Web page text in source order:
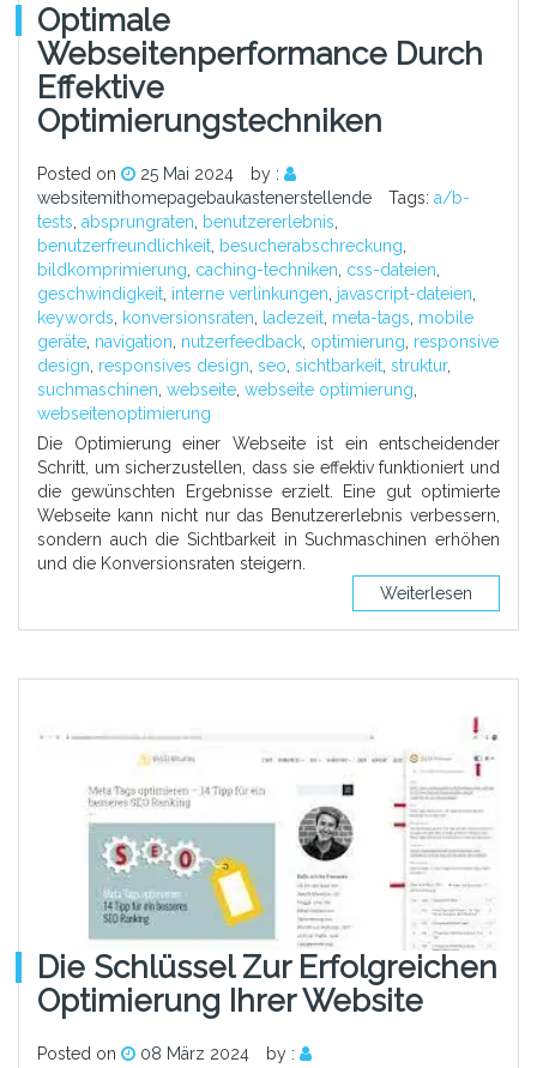
Optimale
Webseitenperformance Durch
Effektive
Optimierungstechniken
Posted on 25 Mai 2024
by :
websitemithomepagebaukastenerstellende
Tags: a/b-
tests absprungraten benutzererlebnis
benutzerfreundlichkeit besucherabschreckung
bildkomprimierung caching-techniken css-dateien
geschwindigkeit interne verlinkungen javascript-dateien
keywords konversionsraten ladezeit meta-tags mobile
geräte navigation nutzerfeedback optimierung responsive
design responsives design seo sichtbarkeit struktur,
suchmaschinen webseite webseite optimierung
webseitenoptimierung
Die Optimierung einer Webseite ist ein entscheidender
Schritt, um sicherzustellen, dass sie effektiv funktioniert und
die gewünschten Ergebnisse erzielt. Eine gut optimierte
Webseite kann nicht nur das Benutzererlebnis verbessern,
sondern auch die Sichtbarkeit in Suchmaschinen erhöhen
und die Konversionsraten steigern.
Weiterlesen
Die Schlüssel Zur Erfolgreichen
Optimierung Ihrer Website
Posted on 08 März 2024
by :